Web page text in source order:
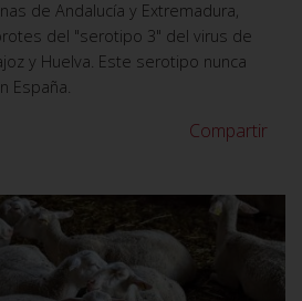
de Andalucía y Extremadura,
del "serotipo 3" del virus de
y Huelva. Este serotipo nunca
España.
Compartir